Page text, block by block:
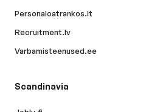
Personaloatrankos.lt
Recruitment.lv
Varbamisteenused.ee
Scandinavia